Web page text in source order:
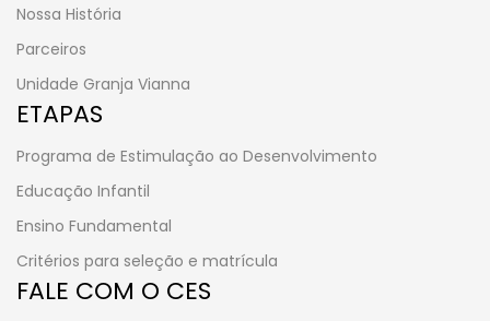
Nossa História
Parceiros
Unidade Granja Vianna
ETAPAS
Programa de Estimulação ao Desenvolvimento
Educação Infantil
Ensino Fundamental
Critérios para seleção e matrícula
FALE COM O CES